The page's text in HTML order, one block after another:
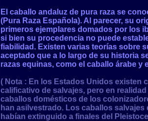
El caballo andaluz de pura raza se
(Pura Raza Española). Al parecer, su
primeros ejemplares domados por los
si bien su procedencia no puede
fiabilidad. Existen varias teorías sobre
aceptado que a lo largo de su historia
razas equinas, como el caballo árabe y
( Nota : En los Estados Unidos existen
calificativo de salvajes, pero en
caballos domésticos de los
han asilvestrado. Los caballos salvajes
habían extinguido a finales del